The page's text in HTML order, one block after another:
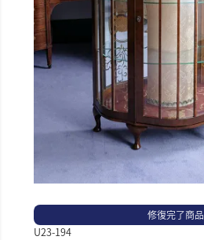
修復完了商品
U23-194